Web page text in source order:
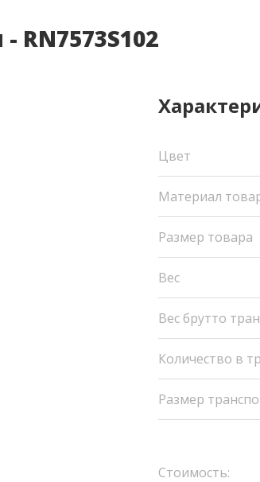
RN7573S102
Цвет
Материал
Размер товара
Вес
Вес брутто
Количество в
Размер
Стоимость: